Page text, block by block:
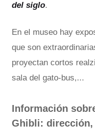
del siglo.
En el museo hay
que son
proyectan cortos
sala del gato-bus,...
Información
Ghibli: